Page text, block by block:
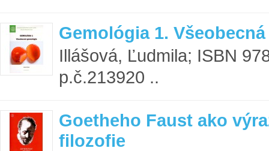
Gemológia 1.
Illášová, Ľudmila; ISBN
p.č.213920 ..
Goetheho Faust ako
filozofie